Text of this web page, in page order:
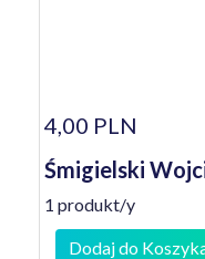
4,00 PLN
Śmigielski
1 produkt/y
Dodaj do